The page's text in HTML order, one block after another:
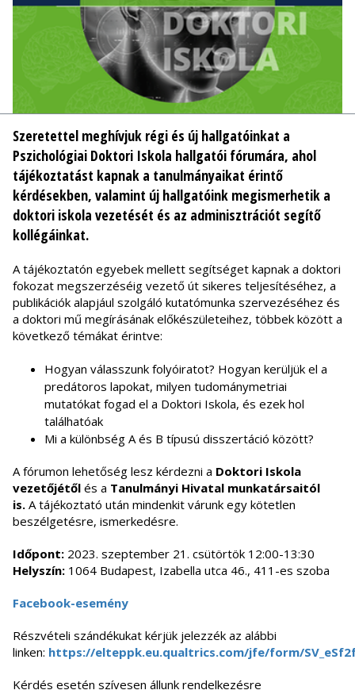
Szeretettel meghívjuk régi és új hallgatóinkat a
Pszichológiai Doktori Iskola hallgatói fórumára, ahol
tájékoztatást kapnak a tanulmányaikat érintő
kérdésekben, valamint új hallgatóink megismerhetik a
doktori iskola vezetését és az adminisztrációt segítő
kollégáinkat.
A tájékoztatón egyebek mellett segítséget kapnak a doktori
fokozat megszerzéséig vezető út sikeres teljesítéséhez, a
publikációk alapjául szolgáló kutatómunka szervezéséhez és
a doktori mű megírásának előkészületeihez, többek között a
következő témákat érintve:
Hogyan válasszunk folyóiratot? Hogyan kerüljük el a
predátoros lapokat, milyen tudománymetriai
mutatókat fogad el a Doktori Iskola, és ezek hol
találhatóak
Mi a különbség A és B típusú disszertáció között?
A fórumon lehetőség lesz kérdezni a Doktori Iskola
vezetőjétől és a Tanulmányi Hivatal munkatársaitól
is. A tájékoztató után mindenkit várunk egy kötetlen
beszélgetésre, ismerkedésre.
Időpont: 2023. szeptember 21. csütörtök 12:00-13:30
Helyszín: 1064 Budapest, Izabella utca 46., 411-es szoba
Facebook-esemény
Részvételi szándékukat kérjük jelezzék az alábbi
linken: https://elteppk.eu.qualtrics.com/jfe/form/
Kérdés esetén szívesen állunk rendelkezésre